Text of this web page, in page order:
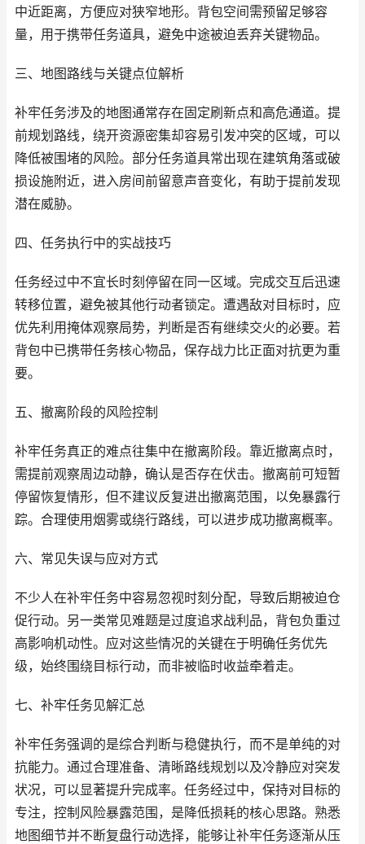
中近距离，方便应对狭窄地形。背包空间需预留足够容
量，用于携带任务道具，避免中途被迫丢弃关键物品。
三、地图路线与关键点位解析
补牢任务涉及的地图通常存在固定刷新点和高危通道。提
前规划路线，绕开资源密集却容易引发冲突的区域，可以
降低被围堵的风险。部分任务道具常出现在建筑角落或破
损设施附近，进入房间前留意声音变化，有助于提前发现
潜在威胁。
四、任务执行中的实战技巧
任务经过中不宜长时刻停留在同一区域。完成交互后迅速
转移位置，避免被其他行动者锁定。遭遇敌对目标时，应
优先利用掩体观察局势，判断是否有继续交火的必要。若
背包中已携带任务核心物品，保存战力比正面对抗更为重
要。
五、撤离阶段的风险控制
补牢任务真正的难点往集中在撤离阶段。靠近撤离点时，
需提前观察周边动静，确认是否存在伏击。撤离前可短暂
停留恢复情形，但不建议反复进出撤离范围，以免暴露行
踪。合理使用烟雾或绕行路线，可以进步成功撤离概率。
六、常见失误与应对方式
不少人在补牢任务中容易忽视时刻分配，导致后期被迫仓
促行动。另一类常见难题是过度追求战利品，背包负重过
高影响机动性。应对这些情况的关键在于明确任务优先
级，始终围绕目标行动，而非被临时收益牵着走。
七、补牢任务见解汇总
补牢任务强调的是综合判断与稳健执行，而不是单纯的对
抗能力。通过合理准备、清晰路线规划以及冷静应对突发
状况，可以显著提升完成率。任务经过中，保持对目标的
专注，控制风险暴露范围，是降低损耗的核心思路。熟悉
地图细节并不断复盘行动选择，能够让补牢任务逐渐从压